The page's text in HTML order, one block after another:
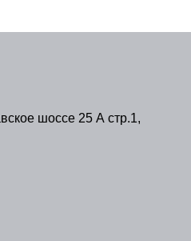
шоссе 25 А стр.1,